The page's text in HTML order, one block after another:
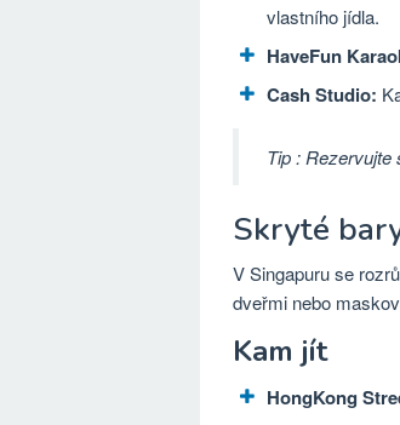
vlastního jídla.
HaveFun
Cash Studio:
Tip : Rezervujte
Skryté
V Singapuru se
dveřmi nebo
Kam jít
HongKong